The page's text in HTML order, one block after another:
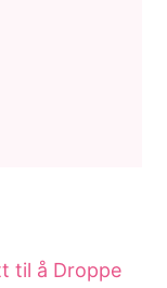
til å Droppe